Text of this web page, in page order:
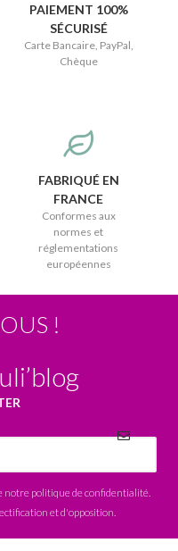
PAIEMENT 100%
SÉCURISÉ
Carte Bancaire, PayPal,
Chèque
FABRIQUÉ EN
FRANCE
Conformes aux
normes et
réglementations
européennes
!
notre politique de confidentialité
et d'opposition.